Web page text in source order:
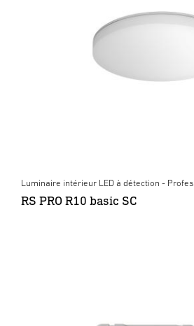
Luminaire intérieur LED à détection -
RS PRO R10 basic SC